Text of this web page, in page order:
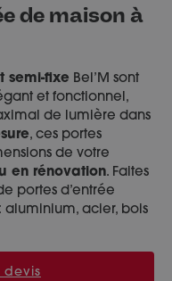
de maison à
semi-fixe Bel’M sont
et fonctionnel,
de lumière dans
, ces portes
de votre
en rénovation. Faites
portes d’entrée
aluminium, acier, bois
devis